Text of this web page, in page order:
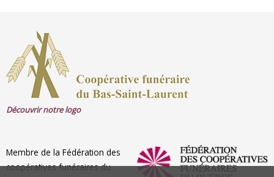
Découvrir notre logo
Membre de la Fédération des
coopératives funéraires du